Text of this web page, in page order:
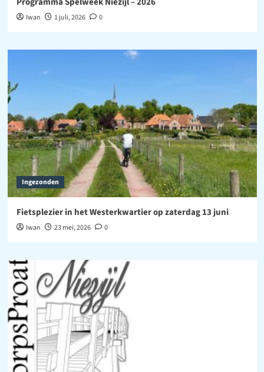
Iwan 1 juli, 2026 0
Ingezonden
Fietsplezier in het Westerkwartier op zaterdag 13 juni
Iwan 23 mei, 2026 0